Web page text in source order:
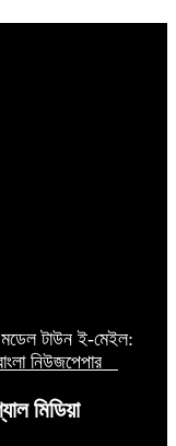
টাউন ই-মেইল:
নিউজপেপার
মিডিয়া